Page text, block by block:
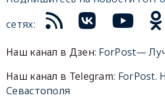
сетях:
Наш канал в Дзен: ForPost—
Наш канал в Telegram: ForPost.
Севастополя